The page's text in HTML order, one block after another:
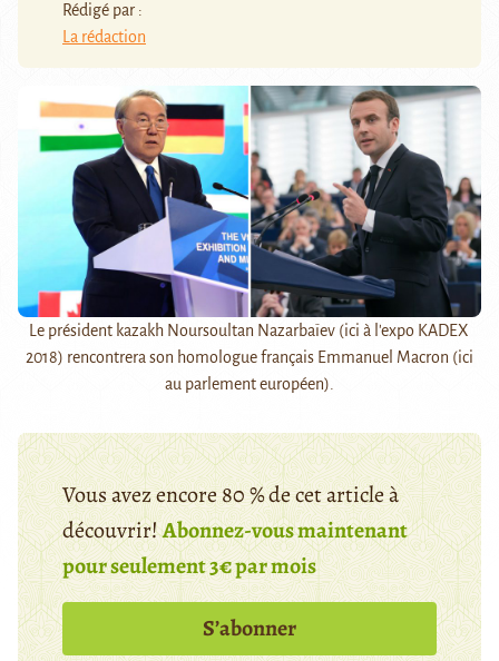
Rédigé par :
La rédaction
Le président kazakh Noursoultan Nazarbaïev (ici à l'expo KADEX
2018) rencontrera son homologue français Emmanuel Macron (ici
au parlement européen).
Vous avez encore 80 % de cet article à
découvrir!Abonnez-vous maintenant
pour seulement 3€ par mois
S’abonner